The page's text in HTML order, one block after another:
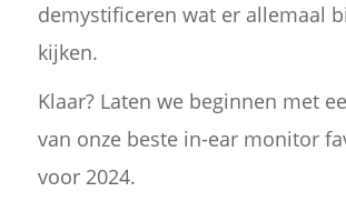
demystificeren wat er allemaal
kijken.
Klaar? Laten we beginnen met
van onze beste in-ear monitor
voor 2024.